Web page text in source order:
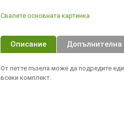
Свалете основната картинка
Описание
От петте пъзела може да подредите
всеки комплект.